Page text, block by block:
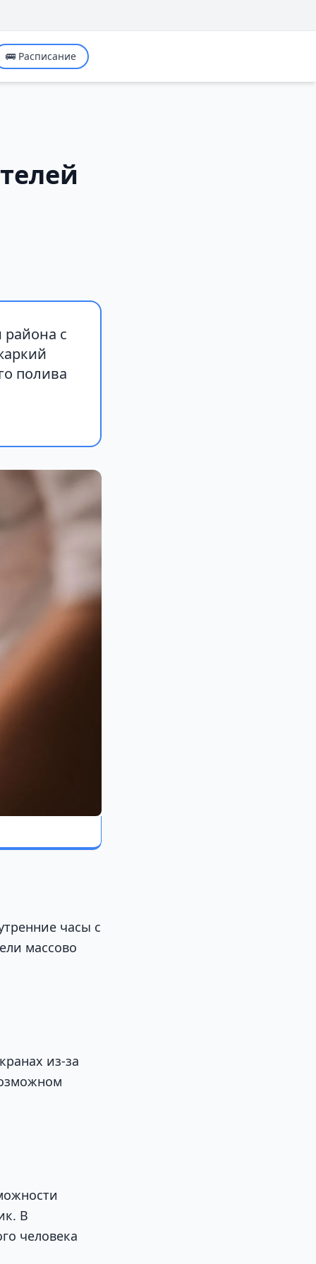
🚌 Расписание
с
полива
часы с
массово
из-за
В
человека